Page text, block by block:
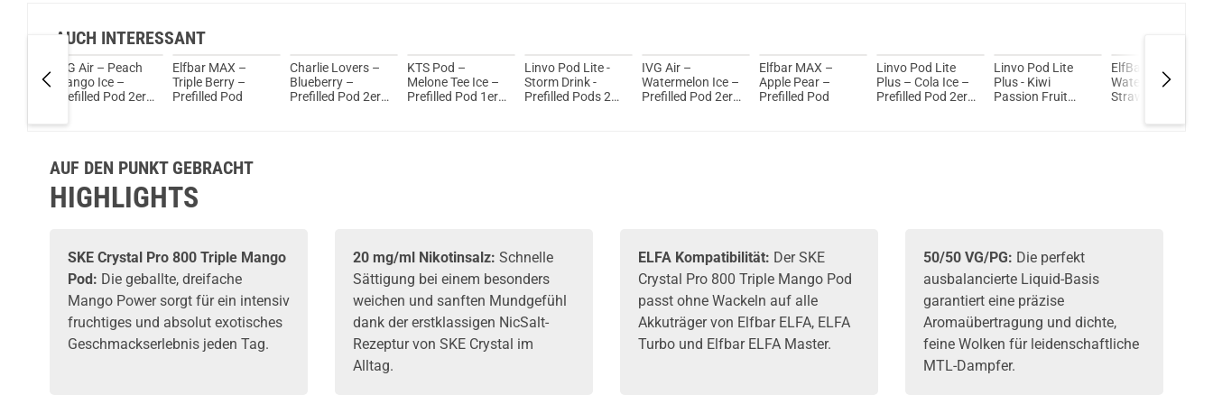
AUCH INTERESSANT
IVG Air – Peach
Mango Ice –
Prefilled Pod 2er
Elfbar MAX –
Triple Berry –
Prefilled Pod
Charlie Lovers –
Blueberry –
Prefilled Pod 2er
KTS Pod –
Melone Tee Ice –
Prefilled Pod 1er
Linvo Pod Lite -
Storm Drink -
Prefilled Pods 2er
IVG Air –
Watermelon Ice –
Prefilled Pod 2er
Elfbar MAX –
Apple Pear –
Prefilled Pod
Linvo Pod Lite
Plus – Cola Ice –
Prefilled Pod 2er
Linvo Pod Lite
Plus - Kiwi
Passion Fruit
ElfBar Mate 500 -
Watermelon
Strawberry -
20mg Prefilled
AUF DEN PUNKT GEBRACHT
HIGHLIGHTS
SKE Crystal Pro 800 Triple Mango
Pod: Die geballte, dreifache
Mango Power sorgt für ein intensiv
fruchtiges und absolut exotisches
Geschmackserlebnis jeden Tag.
20 mg/ml Nikotinsalz: Schnelle
Sättigung bei einem besonders
weichen und sanften Mundgefühl
dank der erstklassigen NicSalt-
Rezeptur von SKE Crystal im
Alltag.
ELFA Kompatibilität: Der SKE
Crystal Pro 800 Triple Mango Pod
passt ohne Wackeln auf alle
Akkuträger von ElfbarELFA, ELFA
Turbo und Elfbar ELFA Master.
50/50 VG/PG: Die perfekt
ausbalancierte Liquid-Basis
garantiert eine präzise
Aromaübertragung und dichte,
feine Wolken für leidenschaftliche
MTL-Dampfer.